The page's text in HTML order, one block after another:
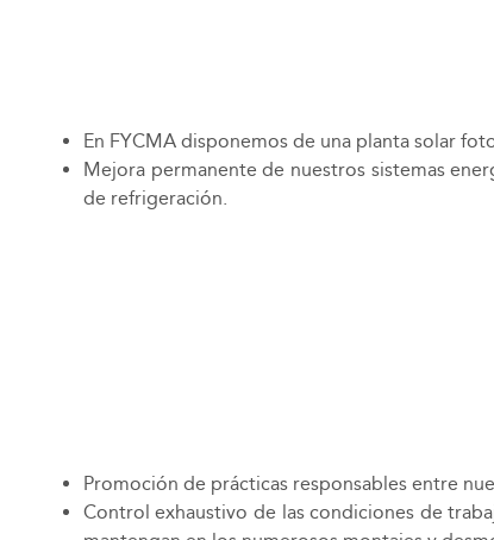
En FYCMA disponemos de una planta solar
Mejora permanente de nuestros sistemas
de refrigeración.
Promoción de prácticas responsables entre
Control exhaustivo de las condiciones de